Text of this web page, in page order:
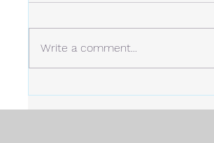
今年の冬は、今のところ雪は少な
所。 白い雪と青い空。
Write a comment...